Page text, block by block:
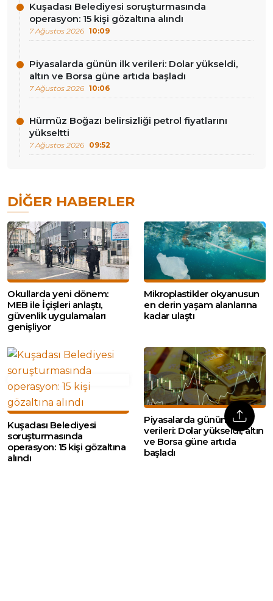
Kuşadası Belediyesi soruşturmasında
operasyon: 15 kişi gözaltına alındı
7 Ağustos 2026 10:09
Piyasalarda günün ilk verileri: Dolar yükseldi,
altın ve Borsa güne artıda başladı
7 Ağustos 2026 10:06
Hürmüz Boğazı belirsizliği petrol fiyatlarını
yükseltti
7 Ağustos 2026 09:52
DIĞER HABERLER
Okullarda yeni dönem:
MEB ile İçişleri anlaştı,
güvenlik uygulamaları
genişliyor
Mikroplastikler okyanusun
en derin yaşam alanlarına
kadar ulaştı
Kuşadası Belediyesi
soruşturmasında
operasyon: 15 kişi gözaltına
alındı
Piyasalarda günün ilk
verileri: Dolar yükseldi, altın
ve Borsa güne artıda
başladı